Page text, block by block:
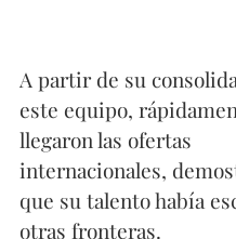
A partir de su
este equipo,
llegaron las ofertas
internacionales,
que su talento había
otras fronteras.